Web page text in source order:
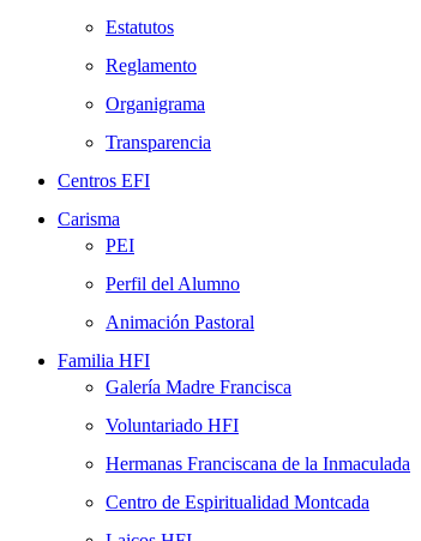
Estatutos
Reglamento
Organigrama
Transparencia
Centros EFI
Carisma
PEI
Perfil del Alumno
Animación Pastoral
Familia HFI
Galería Madre Francisca
Voluntariado HFI
Hermanas Franciscana de la Inmaculada
Centro de Espiritualidad Montcada